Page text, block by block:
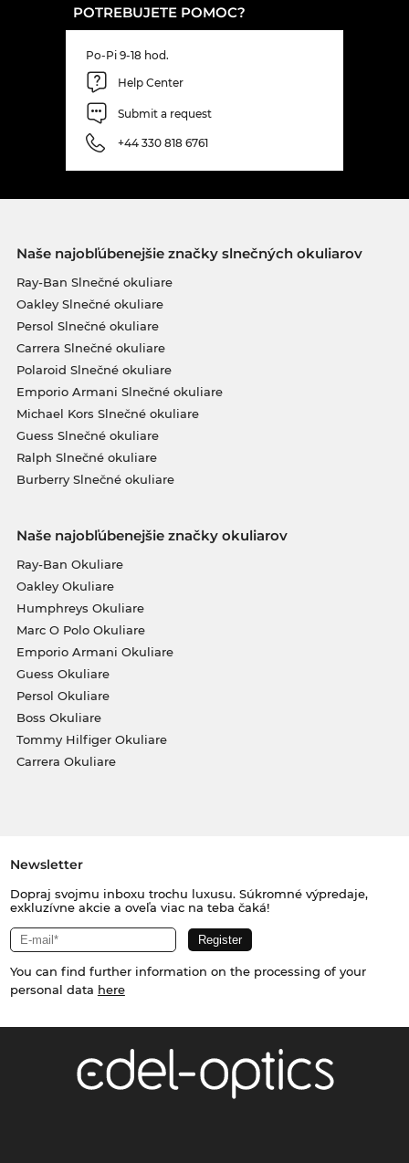
POTREBUJETE POMOC?
Po-Pi 9-18 hod.
Help Center
Submit a request
+44 330 818 6761
Naše najobľúbenejšie značky slnečných okuliarov
Ray-Ban Slnečné okuliare
Oakley Slnečné okuliare
Persol Slnečné okuliare
Carrera Slnečné okuliare
Polaroid Slnečné okuliare
Emporio Armani Slnečné okuliare
Michael Kors Slnečné okuliare
Guess Slnečné okuliare
Ralph Slnečné okuliare
Burberry Slnečné okuliare
Naše najobľúbenejšie značky okuliarov
Ray-Ban Okuliare
Oakley Okuliare
Humphreys Okuliare
Marc O Polo Okuliare
Emporio Armani Okuliare
Guess Okuliare
Persol Okuliare
Boss Okuliare
Tommy Hilfiger Okuliare
Carrera Okuliare
Newsletter
Dopraj svojmu inboxu trochu luxusu. Súkromné výpredaje,
exkluzívne akcie a oveľa viac na teba čaká!
You can find further information on the processing of your
personal data here